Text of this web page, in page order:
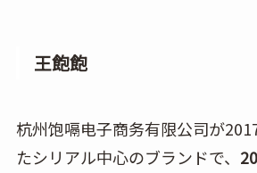
王飽飽
杭州饱嗝电子商务有限公司が
たシリアル中心のブランドで、